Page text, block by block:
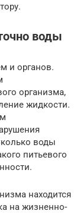
воды
и органов.
организма,
жидкости.
воды
питьевого
находится
на жизненно-